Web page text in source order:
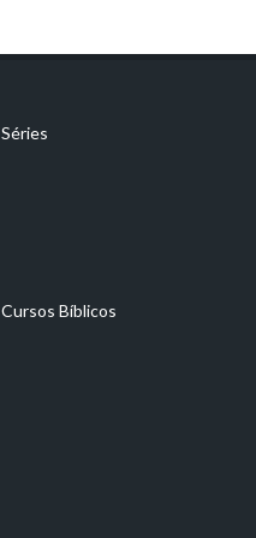
Séries
Cursos Bíblicos